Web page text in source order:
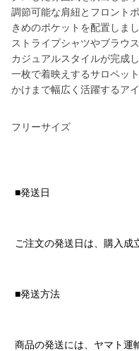
調節可能な肩紐とフロント
きめのポケットを配置しまし
ストライプシャツやブラウ
カジュアルスタイルが完成し
一枚で着映えするサロペッ
かけまで幅広く活躍するアイ
フリーサイズ
■発送日
ご注文の発送日は、購入成
■発送方法
商品の発送には、ヤマト運